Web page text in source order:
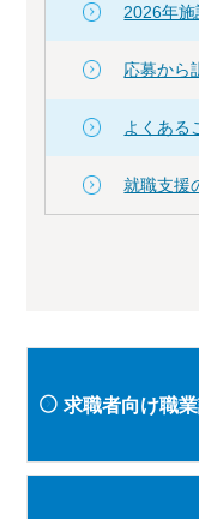
2026年
応募から
よくある
就職支援
求職者向け職